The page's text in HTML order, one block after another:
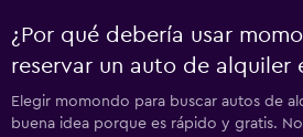
¿Por qué debería usar
reservar un auto de alquiler
Elegir momondo para buscar autos de
buena idea porque es rápido y gratis.